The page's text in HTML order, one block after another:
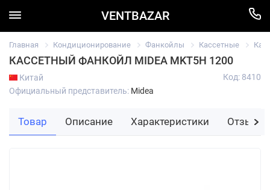
VENTBAZAR
Главная Кондиционирование Фанкойлы Кассетные
КАССЕТНЫЙ ФАНКОЙЛ MIDEA MKT5H 1200
Китай
Официальный представитель: Midea
Код: 8410
Товар Описание Характеристики Отзывы